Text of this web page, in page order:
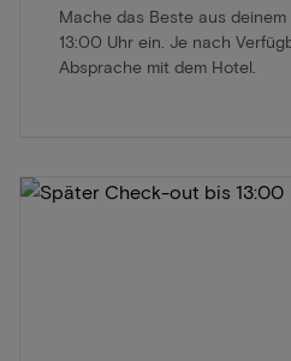
Mache das Beste aus
13:00 Uhr ein. Je nach
Absprache mit dem Hotel.